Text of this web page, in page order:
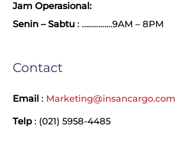
Jam Operasional:
Senin – Sabtu : ……………9AM – 8PM
Contact
Email : Marketing@insancargo.com
Telp: (021) 5958-4485